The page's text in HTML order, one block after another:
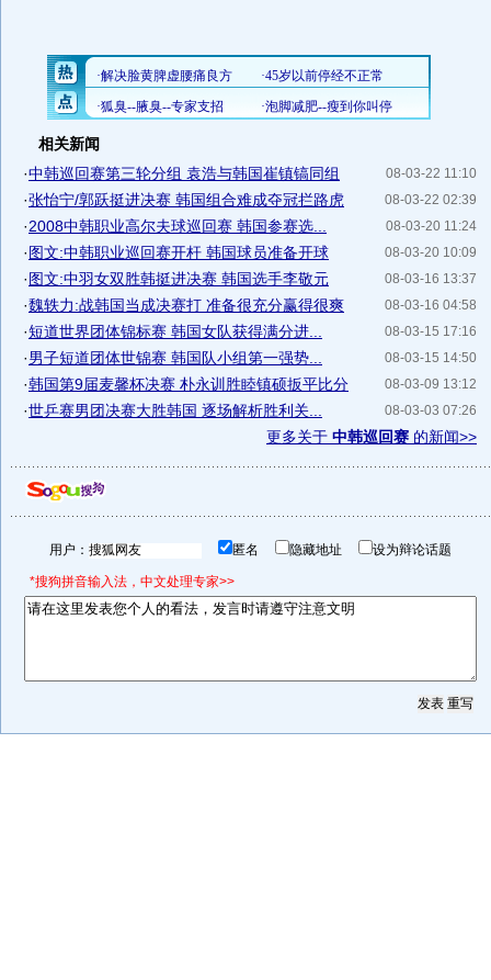
相关新闻
08-03-22 11:10
·中韩巡回赛第三轮分组 袁浩与韩国崔镇镐同组
08-03-22 02:39
·张怡宁/郭跃挺进决赛 韩国组合难成夺冠拦路虎
08-03-20 11:24
·2008中韩职业高尔夫球巡回赛 韩国参赛选...
08-03-20 10:09
·图文:中韩职业巡回赛开杆 韩国球员准备开球
08-03-16 13:37
·图文:中羽女双胜韩挺进决赛 韩国选手李敬元
08-03-16 04:58
·魏轶力:战韩国当成决赛打 准备很充分赢得很爽
08-03-15 17:16
·短道世界团体锦标赛 韩国女队获得满分进...
08-03-15 14:50
·男子短道团体世锦赛 韩国队小组第一强势...
08-03-09 13:12
·韩国第9届麦馨杯决赛 朴永训胜睦镇硕扳平比分
08-03-03 07:26
·世乒赛男团决赛大胜韩国 逐场解析胜利关...
更多关于 中韩巡回赛 的新闻>>
用户： 匿名 隐藏地址 设为辩论话题
*搜狗拼音输入法，中文处理专家>>